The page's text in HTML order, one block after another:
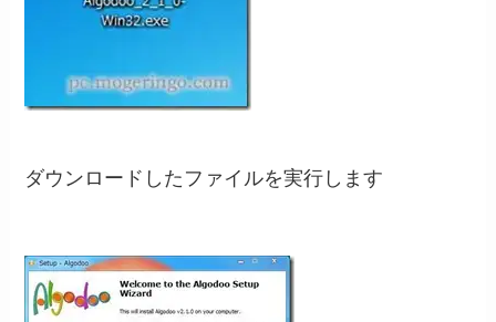
ダウンロードしたファイルを実行します